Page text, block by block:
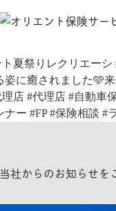
当社からのお知らせを